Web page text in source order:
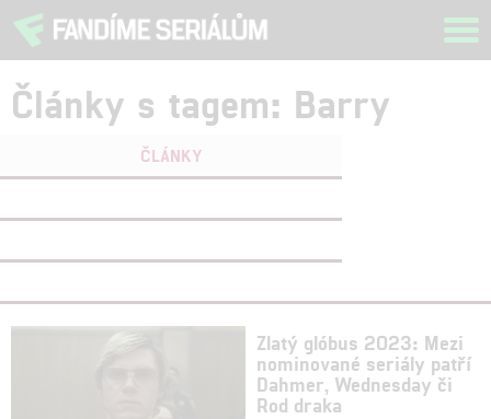
Články s tagem: Barry
ČLÁNKY
Zlatý glóbus 2023: Mezi
nominované seriály patří
Dahmer, Wednesday či
Rod draka